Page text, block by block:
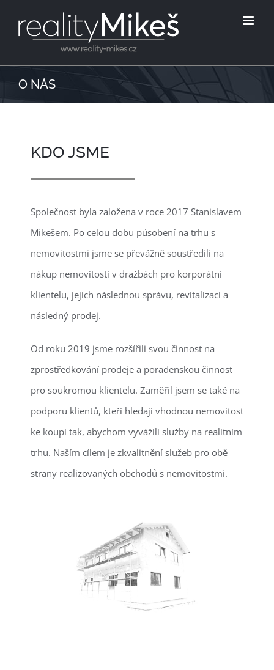
...
O NÁS
KDO JSME
Společnost byla založena v roce 2017 Stanislavem
Mikešem. Po celou dobu působení na trhu s
nemovitostmi jsme se převážně soustředili na
nákup nemovitostí v dražbách pro korporátní
klientelu, jejich následnou správu, revitalizaci a
následný prodej.
Od roku 2019 jsme rozšířili svou činnost na
zprostředkování prodeje a poradenskou činnost
pro soukromou klientelu. Zaměřil jsem se také na
podporu klientů, kteří hledají vhodnou nemovitost
ke koupi tak, abychom vyvážili služby na realitním
trhu. Naším cílem je zkvalitnění služeb pro obě
strany realizovaných obchodů s nemovitostmi.